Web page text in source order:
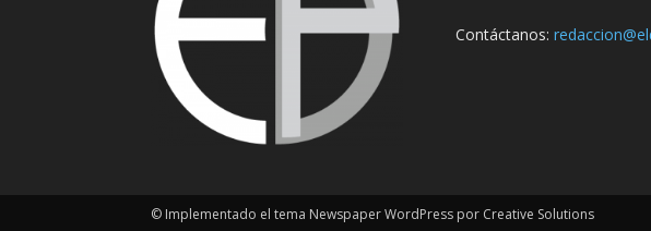
Contáctanos:
© Implementado el tema Newspaper WordPress por Creative Solutions